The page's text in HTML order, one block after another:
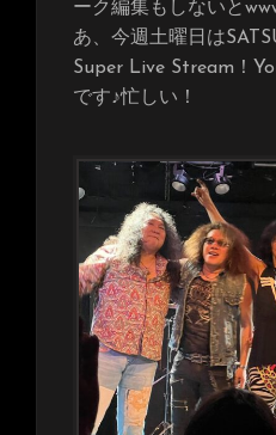
ーク編集もしないと
あ、今週土曜日は
Super Live Stream！
です♪忙しい！